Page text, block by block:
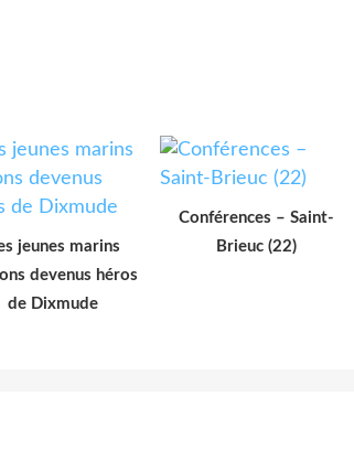
jeunes marins
devenus héros
de Dixmude
Conférences – Saint-
Brieuc (22)